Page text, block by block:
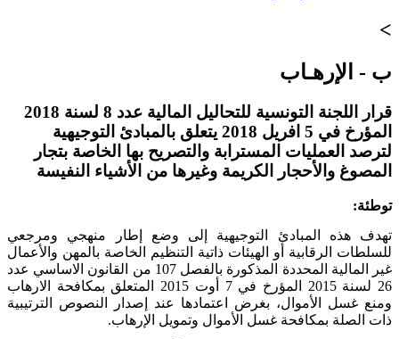
>
ب - الإرهـاب
قرار اللجنة التونسية للتحاليل المالية عدد 8 لسنة 2018
المؤرخ في 5 افريل 2018 يتعلق بالمبادئ التوجيهية
لترصد العمليات المسترابة والتصريح بها الخاصة بتجار
المصوغ والأحجار الكريمة وغيرها من الأشياء النفيسة
توطئة:
تهدف هذه المبادئ التوجيهية إلى وضع إطار منهجي ومرجعي
للسلطات الرقابية أو الهيئات ذاتية التنظيم الخاصة بالمهن والأعمال
غير المالية المحددة المذكورة بالفصل107 من القانون الاساسي عدد
26 لسنة2015 المؤرخ في7 أوت 2015 المتعلق بمكافحة الارهاب
ومنع غسل الأموال، بغرض اعتمادها عند إصدار النصوص الترتيبية
ذات الصلة بمكافحة غسل الأموال وتمويل الإرهاب.